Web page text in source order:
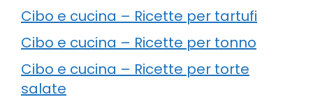
Cibo e cucina – Ricette per tartufi
Cibo e cucina – Ricette per tonno
Cibo e cucina – Ricette per torte
salate